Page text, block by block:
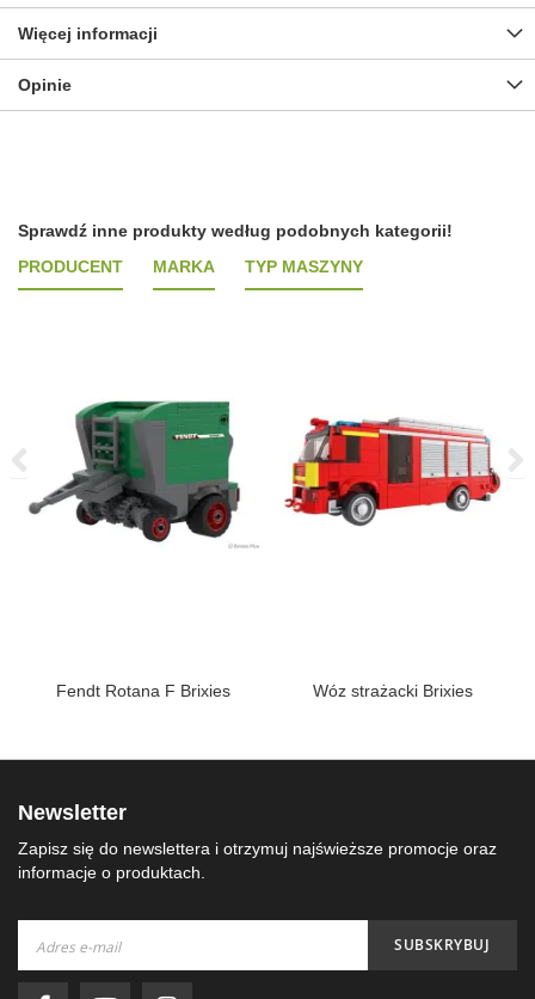
Więcej informacji
Opinie
Sprawdź inne produkty według podobnych kategorii!
PRODUCENT
MARKA TYP MASZYNY
Fendt Rotana F Brixies Wóz strażacki Brixies
Newsletter
Zapisz się do newslettera i otrzymuj najświeższe promocje oraz
informacje o produktach.
nasz
newsletter:
SUBSKRYBUJ